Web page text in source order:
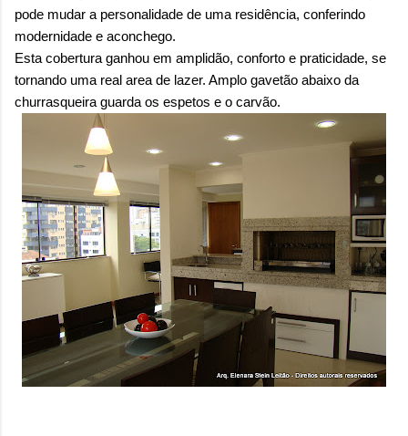
sensação isolada. Se per...
pode mudar a personalidade de uma residência, conferindo
modernidade e aconchego.
Esta cobertura ganhou em amplidão, conforto e praticidade, se
tornando uma real area de lazer. Amplo gavetão abaixo da
churrasqueira guarda os espetos e o carvão.